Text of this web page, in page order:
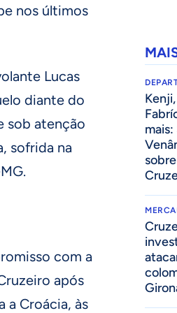
nos últimos
Lucas
diante do
sob atenção
sofrida na
com a
após
a Croácia, às
mais: